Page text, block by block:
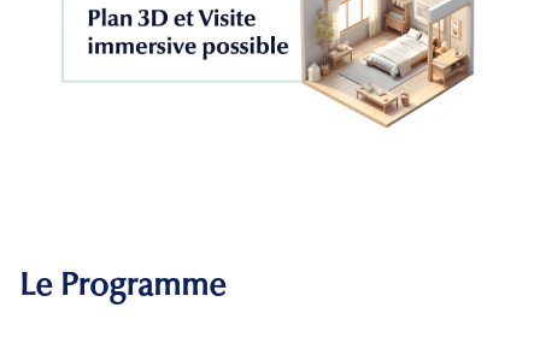
Le Programme